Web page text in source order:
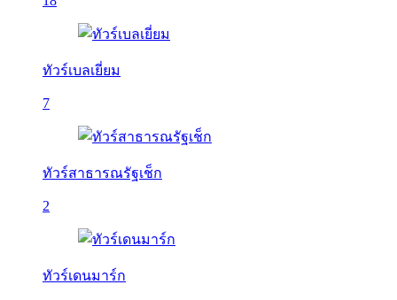
ทัวร์เบลเยี่ยม
7
ทัวร์สาธารณรัฐเช็ก
2
ทัวร์เดนมาร์ก